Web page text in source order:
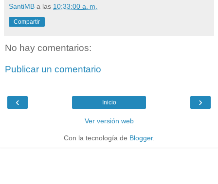
SantiMB a las 10:33:00 a. m.
Compartir
No hay comentarios:
Publicar un comentario
‹ ›
Inicio
Ver versión web
Con la tecnología de Blogger.